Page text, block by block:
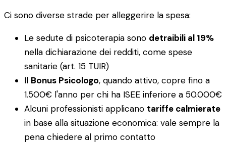
Ci sono diverse strade per alleggerire la spesa:
Le sedute di psicoterapia sono detraibili al 19%
nella dichiarazione dei redditi, come spese
sanitarie (art. 15 TUIR)
Il Bonus Psicologo, quando attivo, copre fino a
1.500€ l'anno per chi ha ISEE inferiore a 50.000€
Alcuni professionisti applicano tariffe calmierate
in base alla situazione economica: vale sempre la
pena chiedere al primo contatto